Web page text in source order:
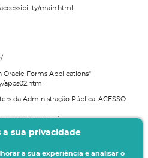
main.html
Oracle Forms Applications"
apps02.html
da Administração Pública: ACESSO
webmasters/
Web da AP Portuguesa
a sua privacidade
a sua experiência e analisar o